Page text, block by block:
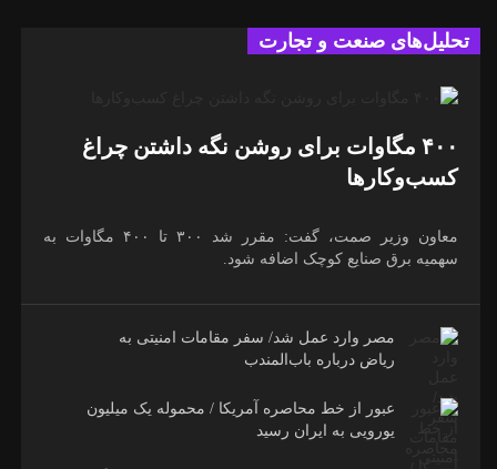
تحلیل‌های صنعت و تجارت
۴۰۰ مگاوات برای روشن نگه داشتن چراغ
کسب‌وکار‌ها
معاون وزیر صمت، گفت: مقرر شد ۳۰۰ تا ۴۰۰ مگاوات به
سهمیه برق صنایع کوچک اضافه شود.
مصر وارد عمل شد/ سفر مقامات امنیتی به
ریاض درباره باب‌المندب
عبور از خط محاصره آمریکا / محموله یک میلیون
یورویی به ایران رسید